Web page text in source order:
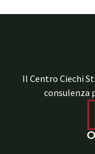
Il Centro Ciechi
consulenza